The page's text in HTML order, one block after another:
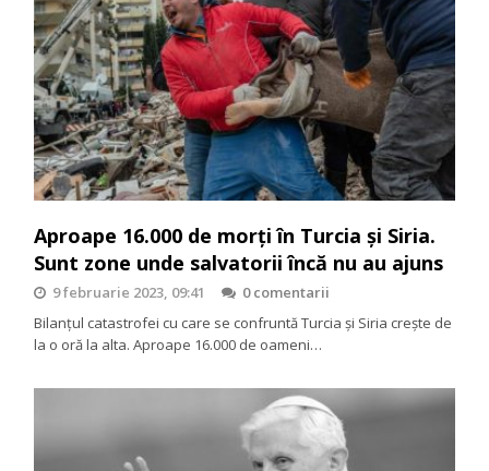
Aproape 16.000 de morți în Turcia și Siria.
Sunt zone unde salvatorii încă nu au ajuns
9 februarie 2023, 09:41
0 comentarii
Bilanțul catastrofei cu care se confruntă Turcia și Siria crește de
la o oră la alta. Aproape 16.000 de oameni…